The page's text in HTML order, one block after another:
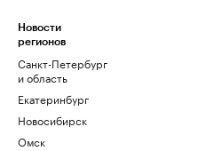
Новости
регионов
Санкт-Петербург
и область
Екатеринбург
Новосибирск
Омск